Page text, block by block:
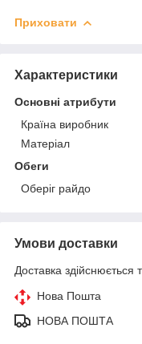
Приховати
Характеристики
Основні атрибути
Країна виробник
Матеріал
Обеги
Оберіг райдо
Умови доставки
Доставка здійснюється
Нова Пошта
НОВА ПОШТА